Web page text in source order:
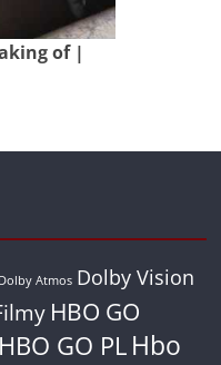
of |
Dolby Atmos Dolby Vision
HBO GO
HBO GO PL Hbo